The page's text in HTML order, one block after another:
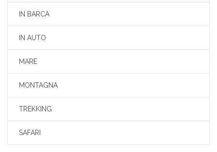
IN BARCA
IN AUTO
MARE
MONTAGNA
TREKKING
SAFARI